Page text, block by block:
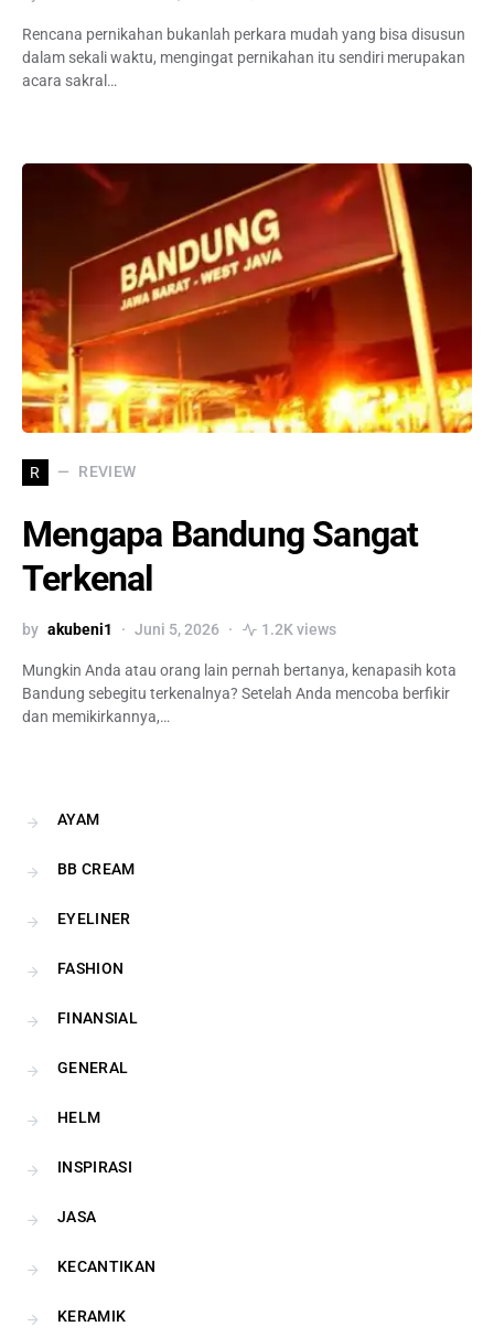
Rencana pernikahan bukanlah perkara mudah yang bisa disusun
dalam sekali waktu, mengingat pernikahan itu sendiri merupakan
acara sakral…
R REVIEW
Mengapa Bandung Sangat
Terkenal
by akubeni1 Juni 5, 2026 1.2K views
Mungkin Anda atau orang lain pernah bertanya, kenapasih kota
Bandung sebegitu terkenalnya? Setelah Anda mencoba berfikir
dan memikirkannya,…
AYAM
BB CREAM
EYELINER
FASHION
FINANSIAL
GENERAL
HELM
INSPIRASI
JASA
KECANTIKAN
KERAMIK